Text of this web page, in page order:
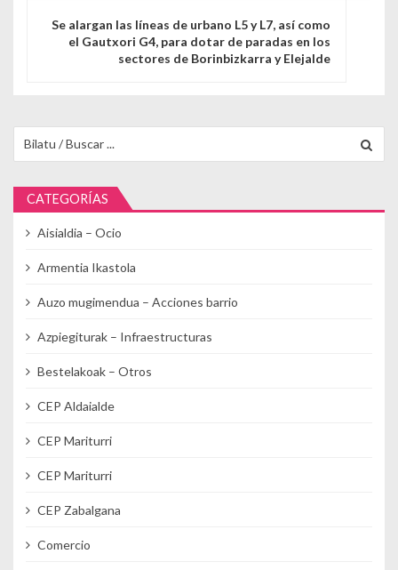
Se alargan las líneas de urbano L5 y L7, así como
el Gautxori G4, para dotar de paradas en los
sectores de Borinbizkarra y Elejalde
CATEGORÍAS
Aisialdia – Ocio
Armentia Ikastola
Auzo mugimendua – Acciones barrio
Azpiegiturak – Infraestructuras
Bestelakoak – Otros
CEP Aldaialde
CEP Mariturri
CEP Mariturri
CEP Zabalgana
Comercio